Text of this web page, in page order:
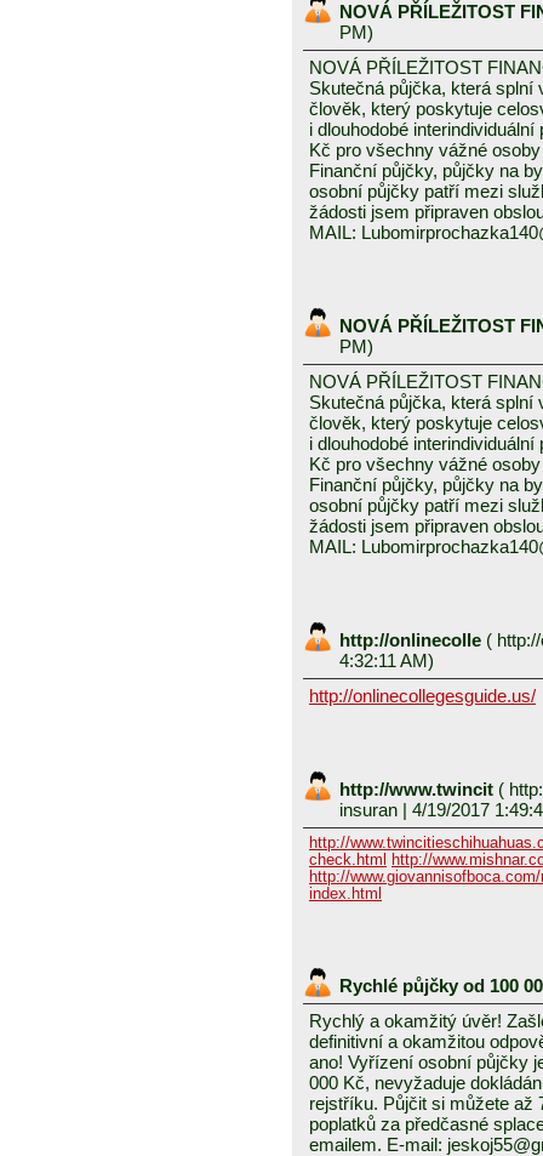
NOVÁ PŘÍLEŽITOST
PM)
NOVÁ PŘÍLEŽITOST
Skutečná půjčka, která
člověk, který poskytuje
i dlouhodobé
Kč pro všechny vážné
Finanční půjčky, půjčky na
osobní půjčky patří mezi
žádosti jsem připraven
MAIL:
NOVÁ PŘÍLEŽITOST
PM)
NOVÁ PŘÍLEŽITOST
Skutečná půjčka, která
člověk, který poskytuje
i dlouhodobé
Kč pro všechny vážné
Finanční půjčky, půjčky na
osobní půjčky patří mezi
žádosti jsem připraven
MAIL:
http://onlinecolle (
4:32:11 AM)
http://onlinecollegesguide.us/
http://www.twincit (
insuran | 4/19/2017
http://
check.html
http://
http://
index.html
Rychlé půjčky od 100
Rychlý a okamžitý úvěr!
definitivní a okamžitou
ano! Vyřízení osobní půjčky
000 Kč, nevyžaduje
rejstříku. Půjčit si můžete až
poplatků za předčasné
emailem. E-mail: